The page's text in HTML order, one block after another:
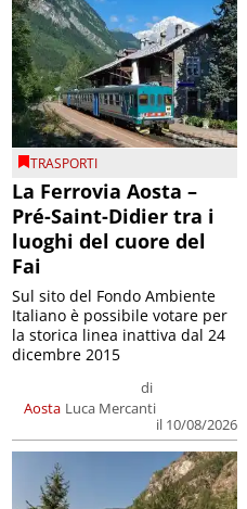
TRASPORTI
La Ferrovia Aosta –
Pré-Saint-Didier tra i
luoghi del cuore del
Fai
Aosta
di
Luca Mercanti
il 10/08/2026
Sul sito del Fondo Ambiente
Italiano è possibile votare per
la storica linea inattiva dal 24
dicembre 2015